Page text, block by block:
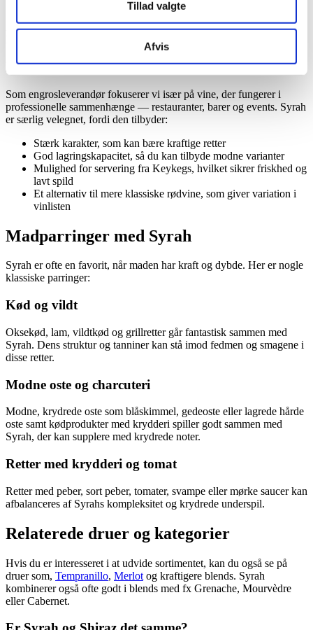
Tillad valgte
Afvis
Ofte en mørk dyb farve med lilla nuancer
Afhængig af vinificering kan de være mere frugtdrevne eller mere
Hvorfor vælge Syrah hos Vinhanen?
Som engrosleverandør fokuserer vi især på vine, der fungerer i
professionelle sammenhænge — restauranter, barer og events. Syrah
er særlig velegnet, fordi den tilbyder:
Stærk karakter, som kan bære kraftige retter
God lagringskapacitet, så du kan tilbyde modne varianter
Mulighed for servering fra Keykegs, hvilket sikrer friskhed og
lavt spild
Et alternativ til mere klassiske rødvine, som giver variation i
vinlisten
Madparringer med Syrah
Syrah er ofte en favorit, når maden har kraft og dybde. Her er nogle
klassiske parringer:
Kød og vildt
Oksekød, lam, vildtkød og grillretter går fantastisk sammen med
Syrah. Dens struktur og tanniner kan stå imod fedmen og smagene i
disse retter.
Modne oste og charcuteri
Modne, krydrede oste som blåskimmel, gedeoste eller lagrede hårde
oste samt kødprodukter med krydderi spiller godt sammen med
Syrah, der kan supplere med krydrede noter.
Retter med krydderi og tomat
Retter med peber, sort peber, tomater, svampe eller mørke saucer kan
afbalanceres af Syrahs kompleksitet og krydrede underspil.
Relaterede druer og kategorier
Hvis du er interesseret i at udvide sortimentet, kan du også se på
druer som, Tempranillo, Merlot og kraftigere blends. Syrah
kombinerer også ofte godt i blends med fx Grenache, Mourvèdre
eller Cabernet.